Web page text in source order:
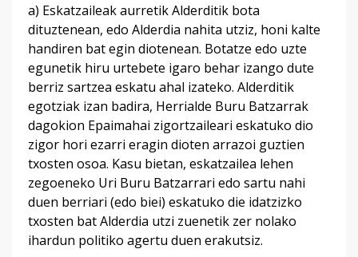
a) Eskatzaileak aurretik Alderditik bota
dituztenean, edo Alderdia nahita utziz, honi kalte
handiren bat egin diotenean. Botatze edo uzte
egunetik hiru urtebete igaro behar izango dute
berriz sartzea eskatu ahal izateko. Alderditik
egotziak izan badira, Herrialde Buru Batzarrak
dagokion Epaimahai zigortzaileari eskatuko dio
zigor hori ezarri eragin dioten arrazoi guztien
txosten osoa. Kasu bietan, eskatzailea lehen
zegoeneko Uri Buru Batzarrari edo sartu nahi
duen berriari (edo biei) eskatuko die idatzizko
txosten bat Alderdia utzi zuenetik zer nolako
ihardun politiko agertu duen erakutsiz.